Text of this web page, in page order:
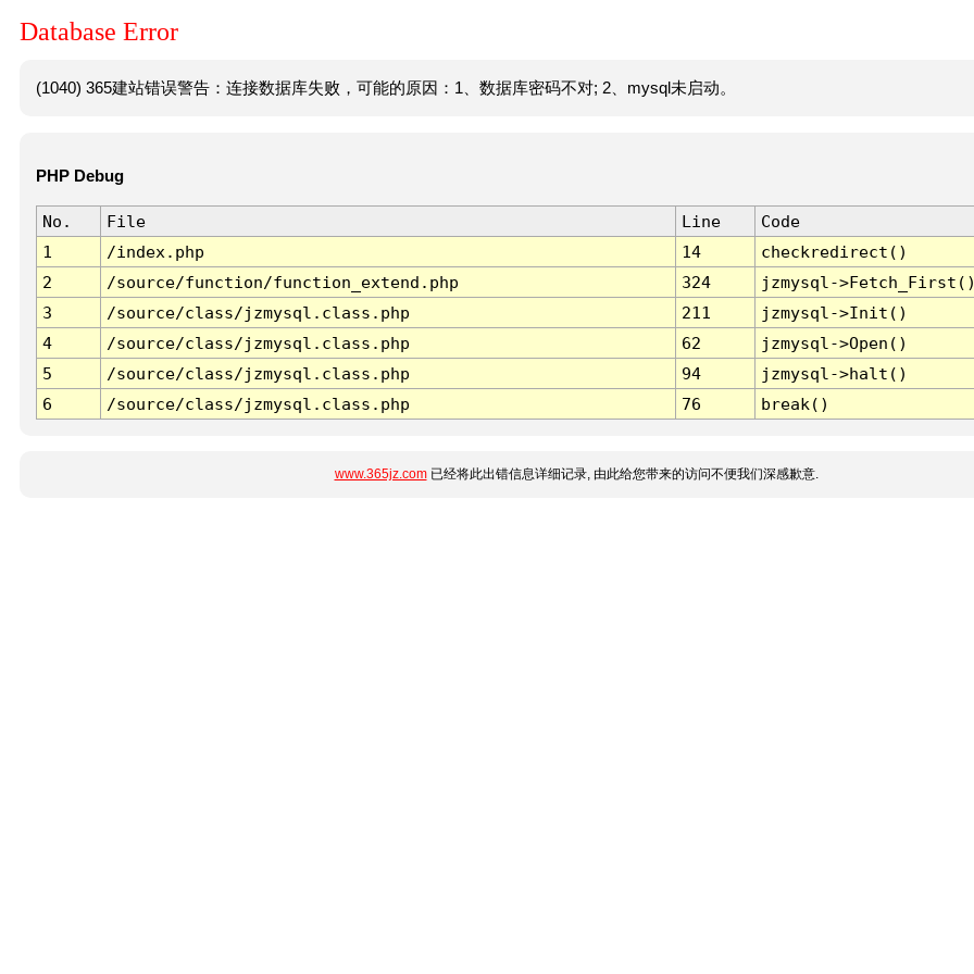
Database Error
(1040) 365建站错误警告：连接数据库失败，可能的原因：1、数据库密码不对; 2、mysql未启动。
PHP Debug
No. File Line
Code
1
/index.php 14
checkredirect()
2
/source/function/function_extend.php 324
jzmysql-
3
/source/class/jzmysql.class.php 211
jzmysql->Init()
4
/source/class/jzmysql.class.php 62
jzmysql->Open()
5
/source/class/jzmysql.class.php 94
jzmysql->halt()
6
/source/class/jzmysql.class.php 76 break()
www.365jz.com已经将此出错信息详细记录, 由此给您带来的访问不便我们深感歉意.